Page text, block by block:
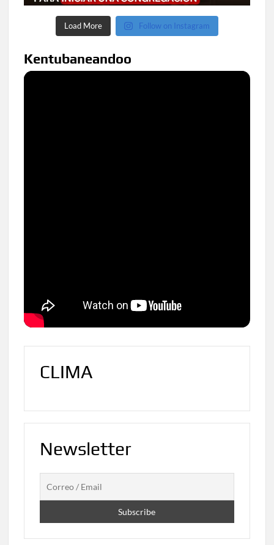
Load More Follow on Instagram
Kentubaneandoo
CLIMA
Newsletter